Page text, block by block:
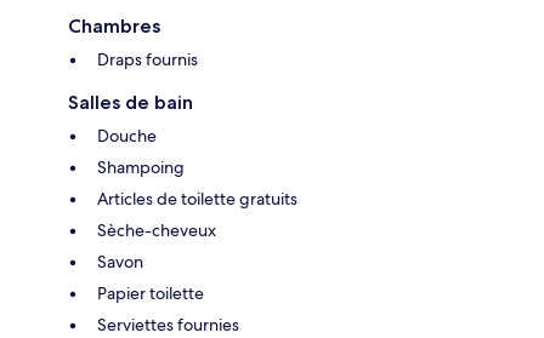
Chambres
Draps fournis
Salles de bain
Douche
Shampoing
Articles de toilette gratuits
Sèche-cheveux
Savon
Papier toilette
Serviettes fournies